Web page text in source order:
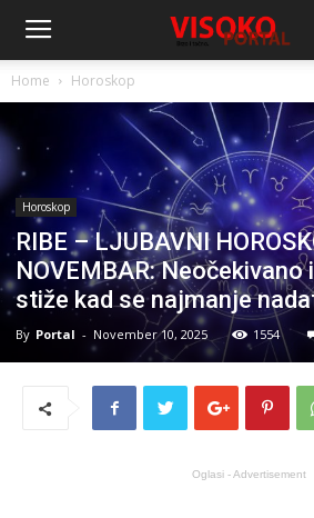
Home Horoskop
Horoskop
RIBE – LJUBAVNI
NOVEMBAR:
stiže kad se najmanje
By Portal - November 10, 2025 1554
Oglasi - Advertisement